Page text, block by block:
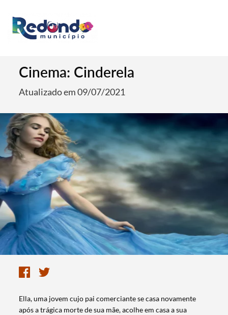
Cinema: Cinderela
Atualizado em 09/07/2021
Ella, uma jovem cujo pai comerciante se casa novamente
após a trágica morte de sua mãe, acolhe em casa a sua